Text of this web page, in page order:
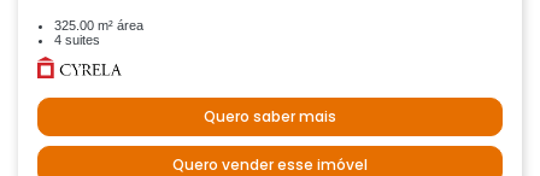
325.00 m² área
4 suites
Quero saber mais
Quero vender esse imóvel